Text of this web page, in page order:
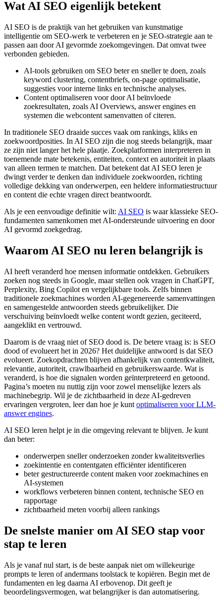
Wat AI SEO eigenlijk betekent
AI SEO is de praktijk van het gebruiken van kunstmatige
intelligentie om SEO-werk te verbeteren en je SEO-strategie aan te
passen aan door AI gevormde zoekomgevingen. Dat omvat twee
verbonden gebieden.
AI-tools gebruiken om SEO beter en sneller te doen, zoals
keyword clustering, contentbriefs, on-page optimalisatie,
suggesties voor interne links en technische analyses.
Content optimaliseren voor door AI beïnvloede
zoekresultaten, zoals AI Overviews, answer engines en
systemen die webcontent samenvatten of citeren.
In traditionele SEO draaide succes vaak om rankings, kliks en
zoekwoordposities. In AI SEO zijn die nog steeds belangrijk, maar
ze zijn niet langer het hele plaatje. Zoekplatformen interpreteren in
toenemende mate betekenis, entiteiten, context en autoriteit in plaats
van alleen termen te matchen. Dat betekent dat AI SEO leren je
dwingt verder te denken dan individuele zoekwoorden, richting
volledige dekking van onderwerpen, een heldere informatiestructuur
en content die echte vragen direct beantwoordt.
Als je een eenvoudige definitie wilt: AI SEO is waar klassieke SEO-
fundamenten samenkomen met AI-ondersteunde uitvoering en door
AI gevormd zoekgedrag.
Waarom AI SEO nu leren belangrijk is
AI heeft veranderd hoe mensen informatie ontdekken. Gebruikers
zoeken nog steeds in Google, maar stellen ook vragen in ChatGPT,
Perplexity, Bing Copilot en vergelijkbare tools. Zelfs binnen
traditionele zoekmachines worden AI-gegenereerde samenvattingen
en samengestelde antwoorden steeds gebruikelijker. Die
verschuiving beïnvloedt welke content wordt gezien, geciteerd,
aangeklikt en vertrouwd.
Daarom is de vraag niet of SEO dood is. De betere vraag is: is SEO
dood of evolueert het in 2026? Het duidelijke antwoord is dat SEO
evolueert. Zoekopdrachten blijven afhankelijk van contentkwaliteit,
relevantie, autoriteit, crawlbaarheid en gebruikerswaarde. Wat is
veranderd, is hoe die signalen worden geïnterpreteerd en getoond.
Pagina’s moeten nu nuttig zijn voor zowel menselijke lezers als
machinebegrip. Wil je de zichtbaarheid in deze AI-gedreven
ervaringen vergroten, leer dan hoe je kunt optimaliseren voor LLM-
answer engines.
AI SEO leren helpt je in die omgeving relevant te blijven. Je kunt
dan beter:
onderwerpen sneller onderzoeken zonder kwaliteitsverlies
zoekintentie en contentgaten efficiënter identificeren
beter gestructureerde content maken voor zoekmachines en
AI-systemen
workflows verbeteren binnen content, technische SEO en
rapportage
zichtbaarheid meten voorbij alleen rankings
De snelste manier om AI SEO stap voor
stap te leren
Als je vanaf nul start, is de beste aanpak niet om willekeurige
prompts te leren of andermans toolstack te kopiëren. Begin met de
fundamenten en leg daarna AI erbovenop. Dit geeft je
beoordelingsvermogen, wat belangrijker is dan automatisering.